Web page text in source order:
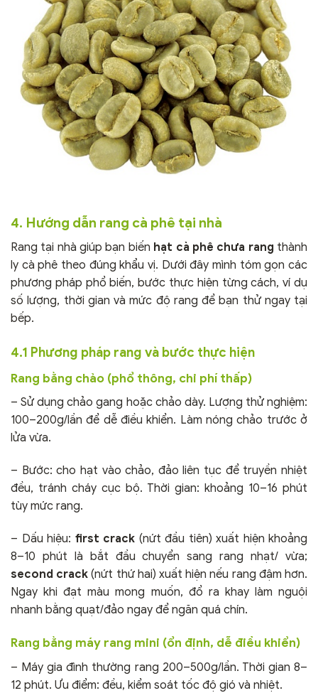
4. Hướng dẫn rang cà phê tại nhà
Rang tại nhà giúp bạn biến hạt cà phê chưa rang thành
ly cà phê theo đúng khẩu vị. Dưới đây mình tóm gọn các
phương pháp phổ biến, bước thực hiện từng cách, ví dụ
số lượng, thời gian và mức độ rang để bạn thử ngay tại
bếp.
4.1 Phương pháp rang và bước thực hiện
Rang bằng chảo (phổ thông, chi phí thấp)
– Sử dụng chảo gang hoặc chảo dày. Lượng thử nghiệm:
100–200g/lần để dễ điều khiển. Làm nóng chảo trước ở
lửa vừa.
– Bước: cho hạt vào chảo, đảo liên tục để truyền nhiệt
đều, tránh cháy cục bộ. Thời gian: khoảng 10–16 phút
tùy mức rang.
– Dấu hiệu: first crack (nứt đầu tiên) xuất hiện khoảng
8–10 phút là bắt đầu chuyển sang rang nhạt/ vừa;
second crack (nứt thứ hai) xuất hiện nếu rang đậm hơn.
Ngay khi đạt màu mong muốn, đổ ra khay làm nguội
nhanh bằng quạt/đảo ngay để ngăn quá chín.
Rang bằng máy rang mini (ổn định, dễ điều khiển)
– Máy gia đình thường rang 200–500g/lần. Thời gian 8–
12 phút. Ưu điểm: đều, kiểm soát tốc độ gió và nhiệt.